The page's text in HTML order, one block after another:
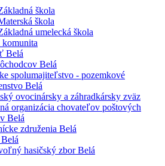
škola
škola
umelecká škola
Belá
Belá
spolumajiteľstvo - pozemkové
Belá
ovocinársky a záhradkársky zväz
organizácia chovateľov poštových
Belá
združenia Belá
hasičský zbor Belá